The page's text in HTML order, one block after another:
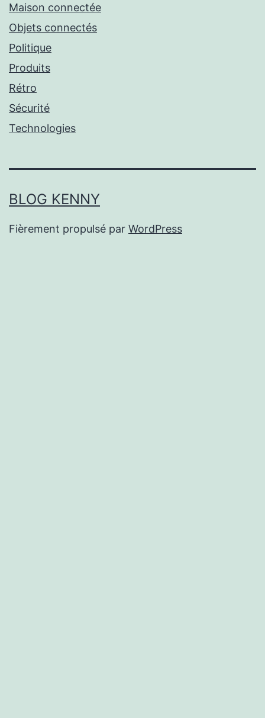
Maison connectée
Objets connectés
Politique
Produits
Rétro
Sécurité
Technologies
BLOG KENNY
Fièrement propulsé par WordPress